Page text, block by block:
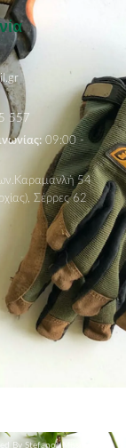
557
09:00 -
54
Σέρρες 62
By Stefanos Missin